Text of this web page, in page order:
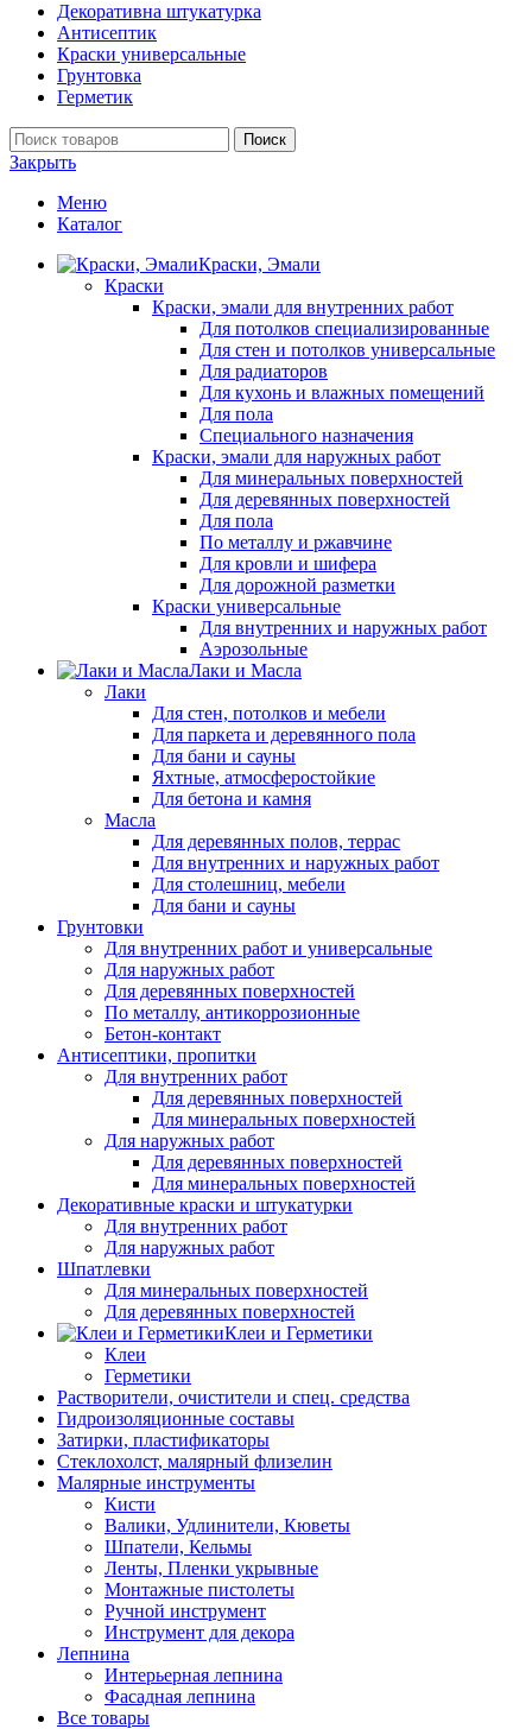
Декоративна штукатурка
Антисептик
Краски универсальные
Грунтовка
Герметик
Поиск
Закрыть
Меню
Каталог
Краски, Эмали
Краски
Краски, эмали для внутренних работ
Для потолков специализированные
Для стен и потолков универсальные
Для радиаторов
Для кухонь и влажных помещений
Для пола
Специального назначения
Краски, эмали для наружных работ
Для минеральных поверхностей
Для деревянных поверхностей
Для пола
По металлу и ржавчине
Для кровли и шифера
Для дорожной разметки
Краски универсальные
Для внутренних и наружных работ
Аэрозольные
Лаки и Масла
Лаки
Для стен, потолков и мебели
Для паркета и деревянного пола
Для бани и сауны
Яхтные, атмосферостойкие
Для бетона и камня
Масла
Для деревянных полов, террас
Для внутренних и наружных работ
Для столешниц, мебели
Для бани и сауны
Грунтовки
Для внутренних работ и универсальные
Для наружных работ
Для деревянных поверхностей
По металлу, антикоррозионные
Бетон-контакт
Антисептики, пропитки
Для внутренних работ
Для деревянных поверхностей
Для минеральных поверхностей
Для наружных работ
Для деревянных поверхностей
Для минеральных поверхностей
Декоративные краски и штукатурки
Для внутренних работ
Для наружных работ
Шпатлевки
Для минеральных поверхностей
Для деревянных поверхностей
Клеи и Герметики
Клеи
Герметики
Растворители, очистители и спец. средства
Гидроизоляционные составы
Затирки, пластификаторы
Стеклохолст, малярный флизелин
Малярные инструменты
Кисти
Валики, Удлинители, Кюветы
Шпатели, Кельмы
Ленты, Пленки укрывные
Монтажные пистолеты
Ручной инструмент
Инструмент для декора
Лепнина
Интерьерная лепнина
Фасадная лепнина
Все товары